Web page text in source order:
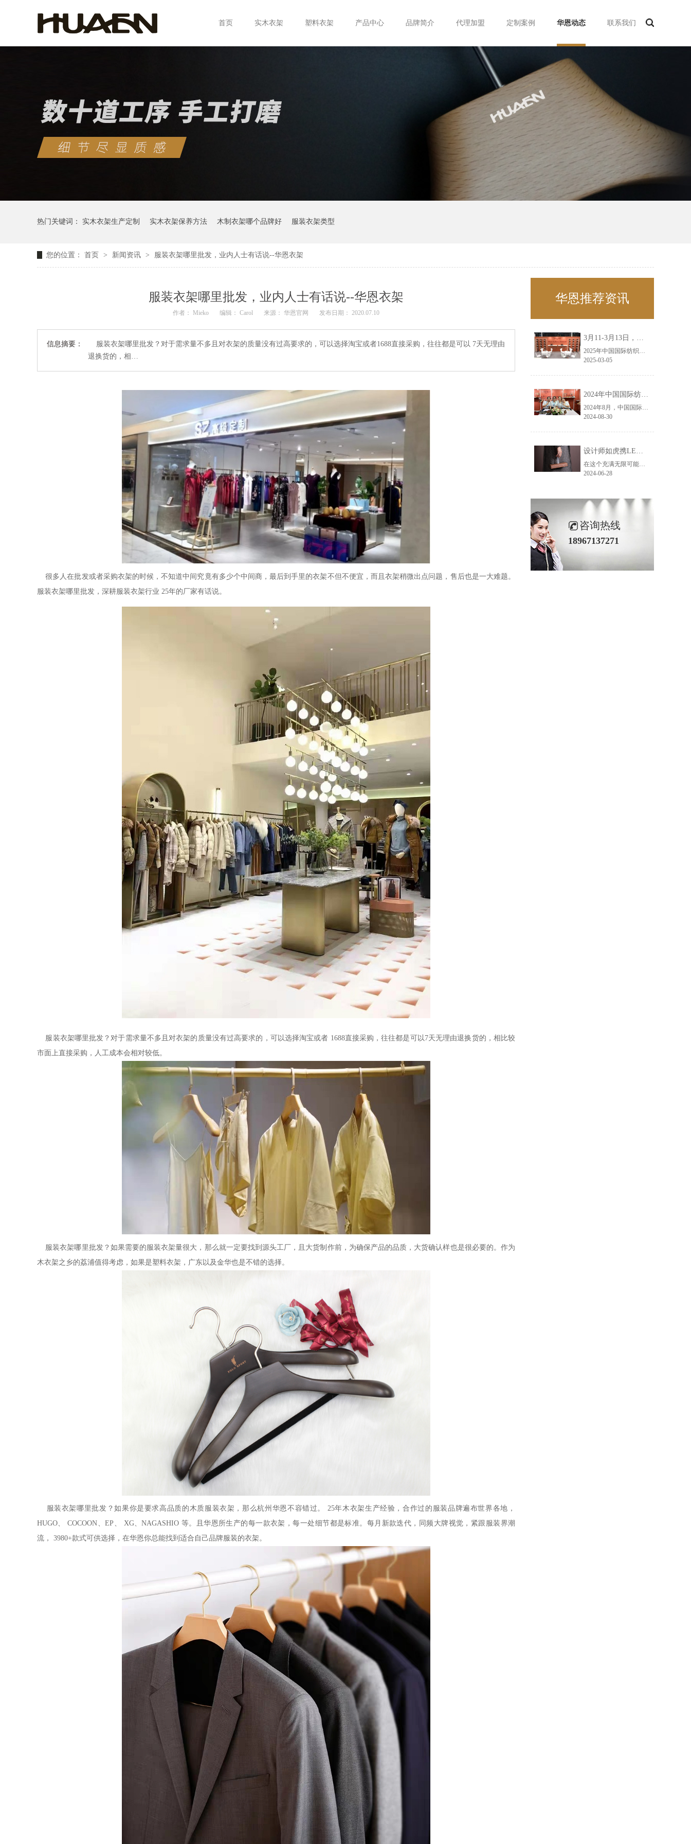
首页 实木衣架 塑料衣架 产品中心 品牌简介 代理加盟 定制案例 华恩动态 联系我们
热门关键词： 实木衣架生产定制 实木衣架保养方法 木制衣架哪个品牌好 服装衣架类型
您的位置： 首页 > 新闻资讯 > 服装衣架哪里批发，业内人士有话说--华恩衣架
服装衣架哪里批发，业内人士有话说--华恩衣架
作者： Mieko 编辑： Carol 来源： 华恩官网 发布日期： 2020.07.10
信息摘要：
服装衣架哪里批发？对于需求量不多且对衣架的质量没有过高要求的，可以选择淘宝或者1688直接采购，往往都是可以 7天无理由
退换货的，相…
很多人在批发或者采购衣架的时候，不知道中间究竟有多少个中间商，最后到手里的衣架不但不便宜，而且衣架稍微出点问题，售后也是一大难题。
服装衣架哪里批发，深耕服装衣架行业 25年的厂家有话说。
服装衣架哪里批发？对于需求量不多且对衣架的质量没有过高要求的，可以选择淘宝或者 1688直接采购，往往都是可以 7天无理由退换货的，相比较
市面上直接采购，人工成本会相对较低。
服装衣架哪里批发？如果需要的服装衣架量很大，那么就一定要找到源头工厂，且大货制作前，为确保产品的品质，大货确认样也是很必要的。作为
木衣架之乡的荔浦值得考虑，如果是塑料衣架，广东以及金华也是不错的选择。
服装衣架哪里批发？如果你是要求高品质的木质服装衣架，那么杭州华恩不容错过。 25年木衣架生产经验，合作过的服装品牌遍布世界各地，
HUGO
COCOON 、EP XG、NAGASHIO 等。且华恩所生产的每一款衣架，每一处细节都是标准。每月新款迭代，同频大牌视觉，紧跟服装界潮
流，
3980+款式可供选择，在华恩你总能找到适合自己品牌服装的衣架。
华恩推荐资讯
3月11-3月13日，华恩诚邀您共赴上海面辅料春夏展——华恩
2025年中国国际纺织面料及辅料（春夏）博览会即将盛大开启！感谢您对华恩品牌的关注！3.11-3.13，杭州华恩（LEMONLEE）诚邀您共赴这场春日的宴会！
2025-03-05
2024年中国国际纺织面料及辅料（秋冬）博览会完美收官！——华恩
2024年8月，中国国际纺织面料及辅料（秋冬）博览会完美收官！作为一家拥有30年历史的专业衣架制造商，我们非常荣幸能够参与这一盛会，并在此期间与众多客户进行了广泛而深入的交流。
2024-08-30
设计师如虎携LEMONLEE红雪松礼盒荣获第六届未来·已来香港新锐当代设计奖铜奖
在这个充满无限可能的2024年夏季，LEMONLEE品牌设计师如虎以其非凡的创意与对自然的深刻理解，精心打造的红雪松木球礼盒，在“2024未来·已来——第六届香港新锐当代设计奖”中摘得铜奖。这不仅是对设计师如虎原创设计能力的嘉奖，更是对LEMONLEE品牌的高度认可。
2024-06-28
咨询热线
18967137271